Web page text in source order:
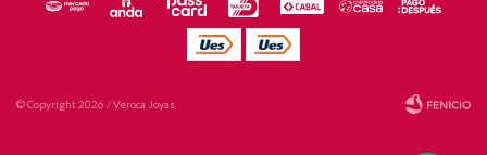
© Copyright 2026 / Veroca Joyas